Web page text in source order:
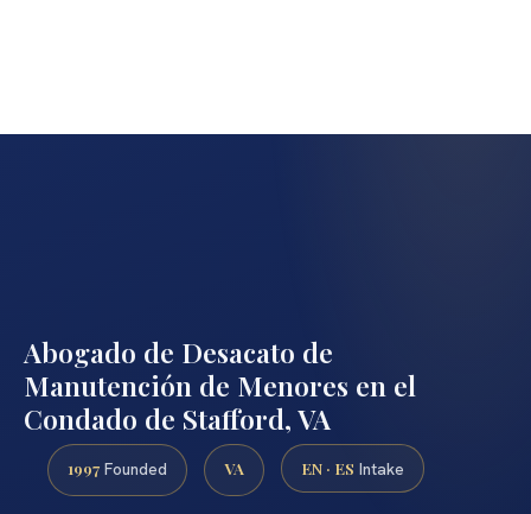
Abogado de Desacato de
Manutención de Menores en el
Condado de Stafford, VA
1997 Founded VA EN · ES Intake